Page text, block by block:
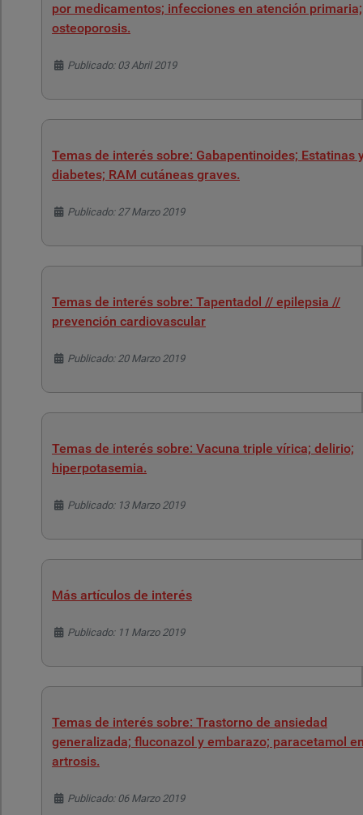
por medicamentos; infecciones en atención primaria;
osteoporosis.
Detalles
Publicado: 03 Abril 2019
Temas de interés sobre: Gabapentinoides; Estatinas
diabetes; RAM cutáneas graves.
Detalles
Publicado: 27 Marzo 2019
Temas de interés sobre: Tapentadol // epilepsia //
prevención cardiovascular
Detalles
Publicado: 20 Marzo 2019
Temas de interés sobre: Vacuna triple vírica; delirio;
hiperpotasemia.
Detalles
Publicado: 13 Marzo 2019
Más artículos de interés
Detalles
Publicado: 11 Marzo 2019
Temas de interés sobre: Trastorno de ansiedad
generalizada; fluconazol y embarazo; paracetamol
artrosis.
Detalles
Publicado: 06 Marzo 2019